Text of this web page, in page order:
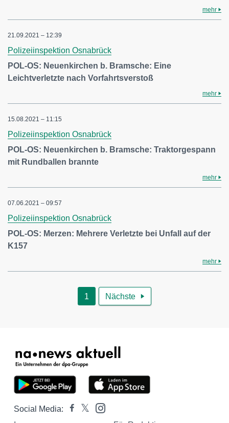
mehr
21.09.2021 – 12:39
Polizeiinspektion Osnabrück
POL-OS: Neuenkirchen b. Bramsche: Eine
Leichtverletzte nach Vorfahrtsverstoß
mehr
15.08.2021 – 11:15
Polizeiinspektion Osnabrück
POL-OS: Neuenkirchen b. Bramsche: Traktorgespann
mit Rundballen brannte
mehr
07.06.2021 – 09:57
Polizeiinspektion Osnabrück
POL-OS: Merzen: Mehrere Verletzte bei Unfall auf der
K157
mehr
1 Nächste 
Social Media: